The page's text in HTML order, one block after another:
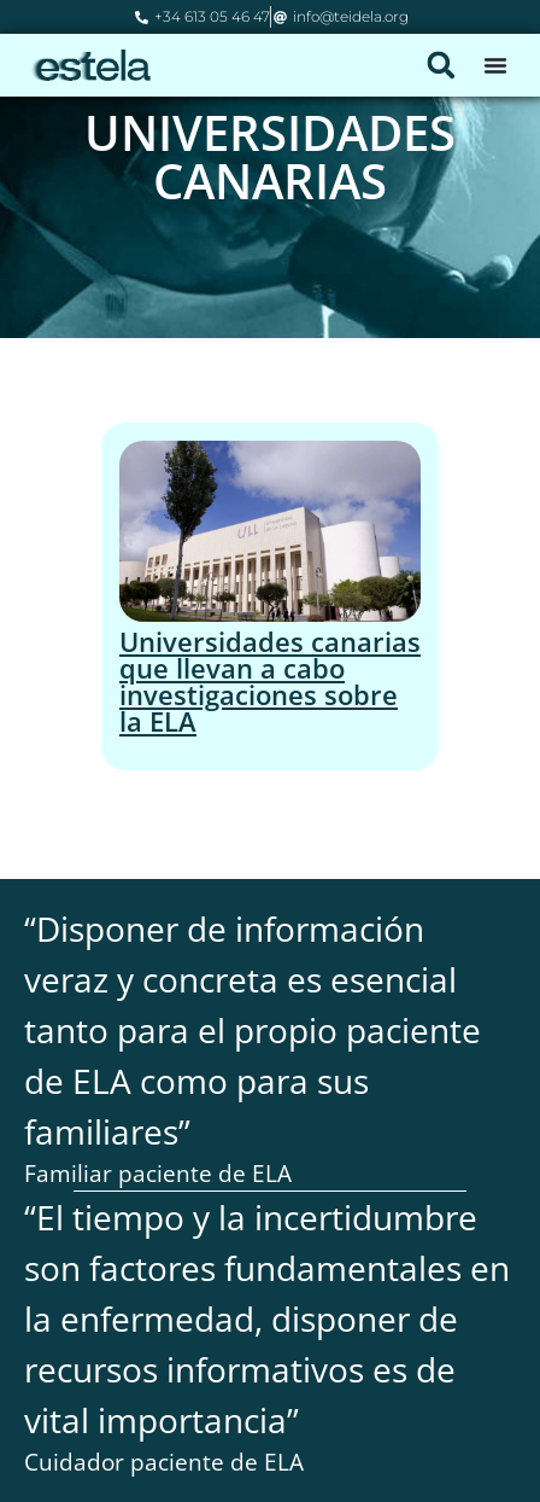
+34 613 05 46 47 info@teidela.org
UNIVERSIDADES
CANARIAS
Universidades canarias
que llevan a cabo
investigaciones sobre
la ELA
“Disponer de información
veraz y concreta es esencial
tanto para el propio paciente
de ELA como para sus
familiares”
Familiar paciente de ELA
“El tiempo y la incertidumbre
son factores fundamentales en
la enfermedad, disponer de
recursos informativos es de
vital importancia”
Cuidador paciente de ELA